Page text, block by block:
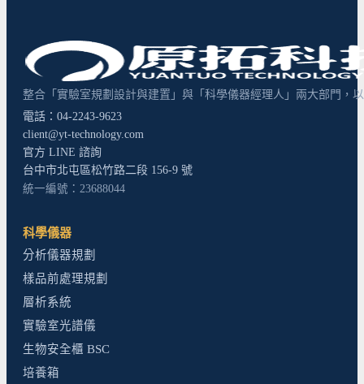
整合「實驗室規劃設計與建置」與「科學儀器經理人」兩大部門，
電話：04-2243-9623
client@yt-technology.com
官方 LINE 諮詢
台中市北屯區松竹路二段 156-9 號
統一編號：23688044
科學儀器
分析儀器規劃
樣品前處理規劃
層析系統
實驗室光譜儀
生物安全櫃 BSC
培養箱